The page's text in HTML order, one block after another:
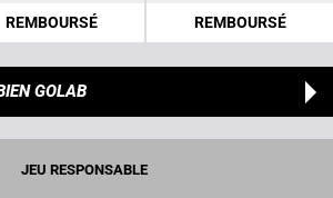
REMBOURSÉ REMBOURSÉ
GOLAB
JEU RESPONSABLE